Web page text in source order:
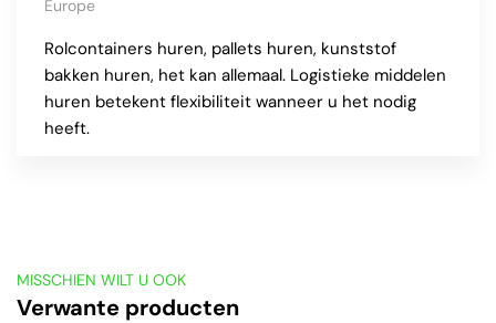
Europe
Rolcontainers huren, pallets huren, kunststof
bakken huren, het kan allemaal. Logistieke middelen
huren betekent flexibiliteit wanneer u het nodig
heeft.
MISSCHIEN WILT U OOK
Verwante producten